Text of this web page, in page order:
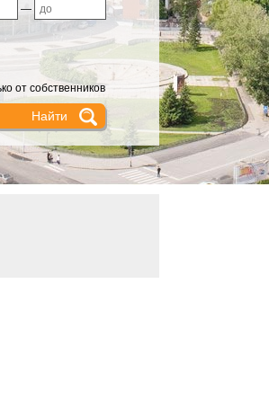
—
от собственников